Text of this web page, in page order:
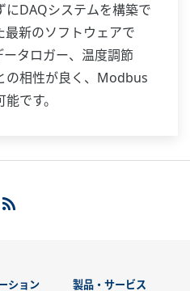
にDAQシステムを構築で
最新のソフトウェアで
タロガー、温度調節
の相性が良く、Modbus
です。
ション 製品・サービス